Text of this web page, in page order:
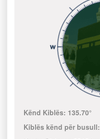
Kënd Kiblës: 135.70°
Kiblës kënd për busull: